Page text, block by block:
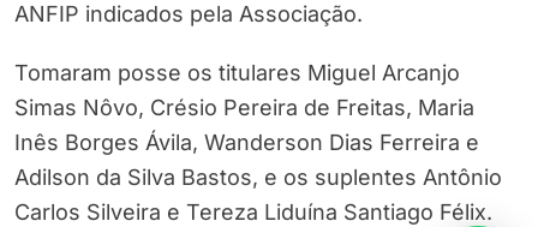
ANFIP indicados pela Associação.
Tomaram posse os titulares Miguel Arcanjo
Simas Nôvo, Crésio Pereira de Freitas, Maria
Inês Borges Ávila, Wanderson Dias Ferreira e
Adilson da Silva Bastos, e os suplentes Antônio
Carlos Silveira e Tereza Liduína Santiago Félix.